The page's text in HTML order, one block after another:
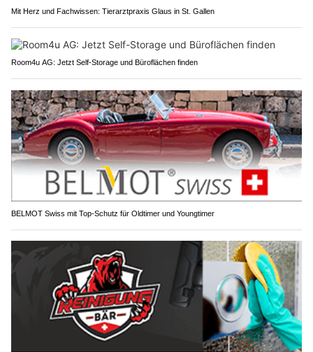
Mit Herz und Fachwissen: Tierarztpraxis Glaus in St. Gallen
Room4u AG: Jetzt Self-Storage und Büroflächen finden
BELMOT Swiss mit Top-Schutz für Oldtimer und Youngtimer